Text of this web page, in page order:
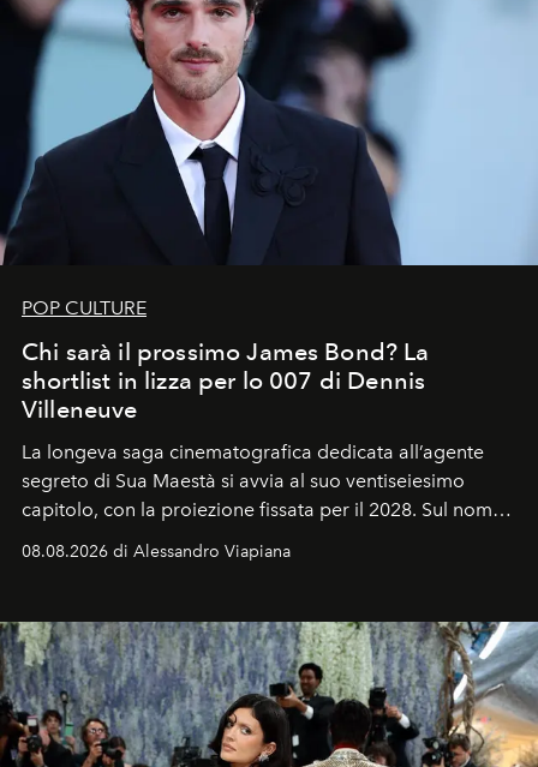
POP CULTURE
Chi sarà il prossimo James Bond? La
shortlist in lizza per lo 007 di Dennis
Villeneuve
La longeva saga cinematografica dedicata all’agente
segreto di Sua Maestà si avvia al suo ventiseiesimo
capitolo, con la proiezione fissata per il 2028. Sul nome
Craig, però, regna ancora il più assoluto riserbo.
08.08.2026 di Alessandro Viapiana